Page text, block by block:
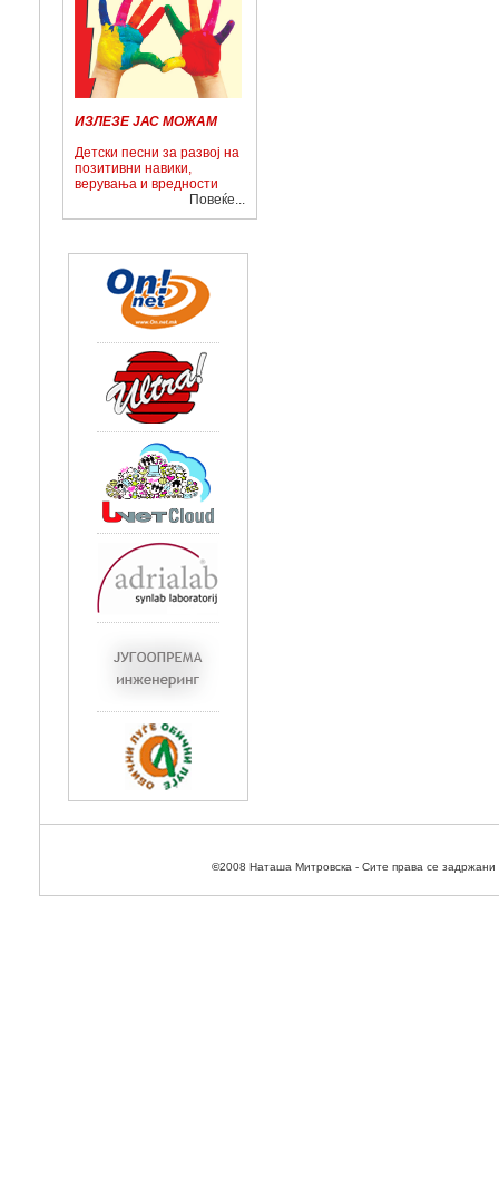
ИЗЛЕЗЕ ЈАС МОЖАМ
Детски песни за развој на
позитивни навики,
верувања и вредности
Повеќе...
©2008 Наташа Митровска - Сите права се